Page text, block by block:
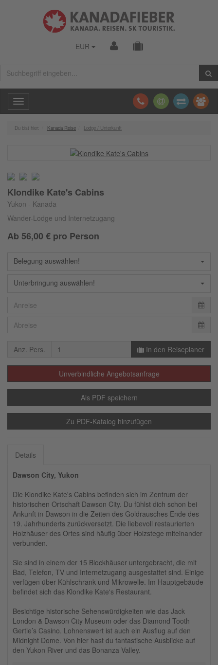
EUR
Toggle
navigation
Du bist hier: Kanada Reise Lodge / Unterkunft
Klondike Kate's Cabins
Yukon - Kanada
Wander-Lodge und Internetzugang
Ab 56,00 € pro Person
Belegung auswählen!
Unterbringung auswählen!
Anz. Pers. In den Reiseplaner
Unverbindliche Angebotsanfrage
Als PDF speichern
Zu PDF-Katalog hinzufügen
Details
Dawson City, Yukon
Die Klondike Kate's Cabins befinden sich im Zentrum der
historischen Ortschaft Dawson City. Du fühlst dich schon bei
Ankunft in Dawson in die Zeiten des Goldrausches Ende des
19. Jahrhunderts zurückversetzt. Die liebevoll restaurierten
Holzhäuser des Ortes sind häufig über Holzstege miteinander
verbunden.
Sie sind in einem der 15 Blockhäuser untergebracht, die mit
Bad, Telefon, TV und Internetzugang ausgestattet sind. Einige
verfügen über Kühlschrank und Mikrowelle. Im Hauptgebäude
befindet sich das Klondike Kate's Restaurant.
Besichtige historische Sehenswürdigkeiten wie das Jack
London & Dawson City Museum oder das Diamond Tooth
Gertie’s Casino. Lohnenswert ist auch ein Ausflug auf den
Midnight Dome. Von hier hast du fantastische Ausblicke auf
den Yukon River und das Bonanza Valley.